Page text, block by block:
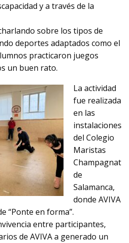
y a través de la
sobre los tipos de
deportes adaptados como el
practicaron juegos
un buen rato.
La actividad
fue realizada
en las
instalaciones
del Colegio
Maristas
Champagnat
de
Salamanca,
donde AVIVA
“Ponte en forma”.
entre participantes,
de AVIVA a generado un